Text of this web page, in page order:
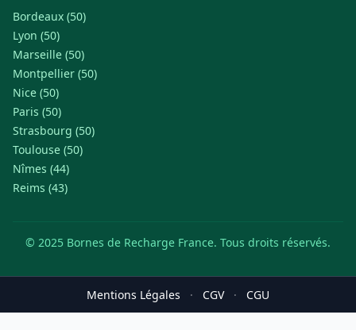
Bordeaux (50)
Lyon (50)
Marseille (50)
Montpellier (50)
Nice (50)
Paris (50)
Strasbourg (50)
Toulouse (50)
Nîmes (44)
Reims (43)
© 2025 Bornes de Recharge France. Tous droits réservés.
Mentions Légales · CGV · CGU